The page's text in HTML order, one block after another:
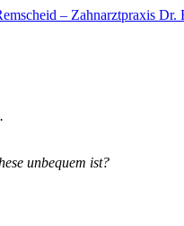
unbequem ist?